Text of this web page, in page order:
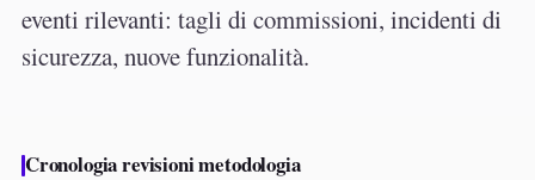
eventi rilevanti: tagli di commissioni, incidenti di
sicurezza, nuove funzionalità.
Cronologia revisioni metodologia